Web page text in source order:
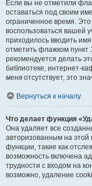
Если вы не отметили
оставаться под своим
ограниченное время. Это
воспользоваться вашей
приходилось вводить
отметить флажком пункт
рекомендуется делать
библиотеке, интернет-
меня отсутствует, это
Вернуться к началу
Что делает функция
Она удаляет все
авторизованным на
функции, такие как
возможность включена
трудности с входом на
возможно, удаление